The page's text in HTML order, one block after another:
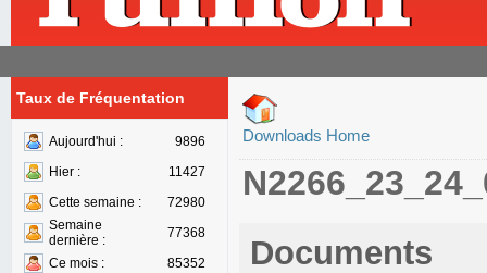
Taux de Fréquentation
Aujourd'hui :
9896
Hier :
11427
Cette semaine :
72980
Semaine
dernière :
77368
Ce mois :
85352
Downloads Home
Documents